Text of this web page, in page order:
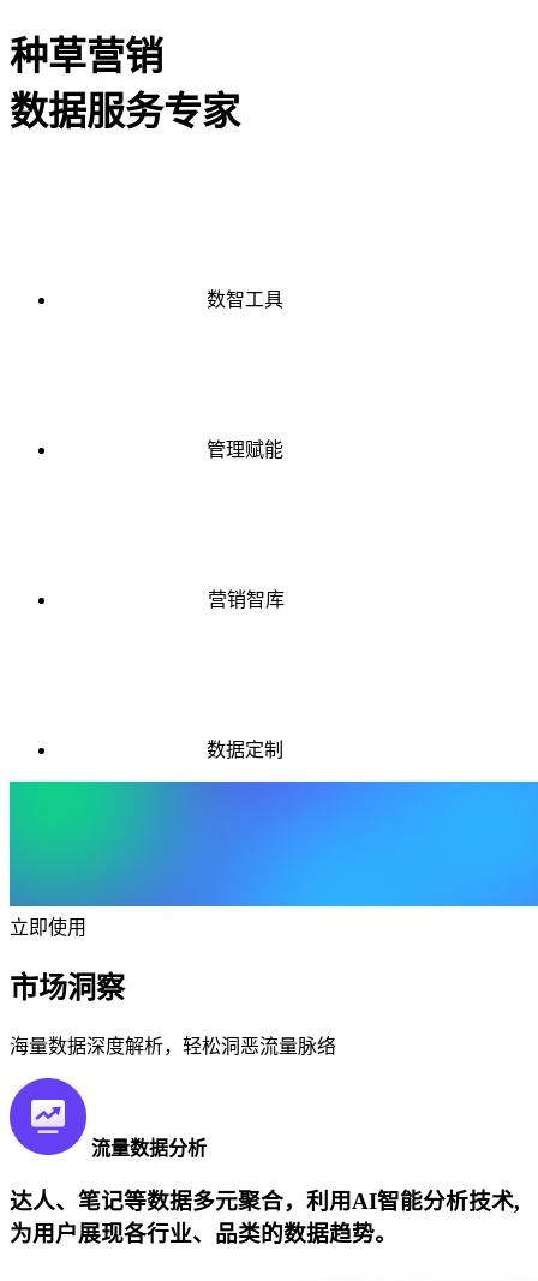
种草营销
数据服务专家
数智工具
管理赋能
营销智库
数据定制
立即使用
市场洞察
海量数据深度解析，轻松洞恶流量脉络
流量数据分析
达人、笔记等数据多元聚合，利用AI智能分析技术,
为用户展现各行业、品类的数据趋势。